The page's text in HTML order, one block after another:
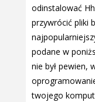
odinstalować
przywrócić pliki
podane w
nie był pewien,
twojego